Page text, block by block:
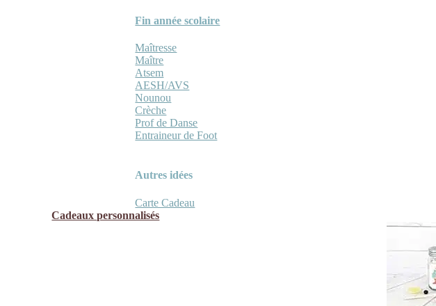
Fin année scolaire
Maîtresse
Maître
Atsem
AESH/AVS
Nounou
Crèche
Prof de Danse
Entraineur de Foot
Autres idées
Carte Cadeau
Cadeaux personnalisés